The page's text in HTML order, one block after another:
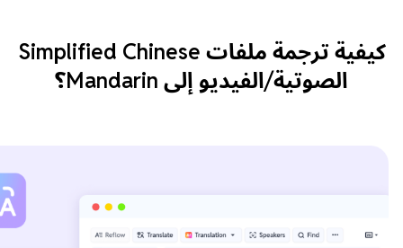
كيفية ترجمة ملفات Simplified Chinese
الصوتية/الفيديو إلى Mandarin؟